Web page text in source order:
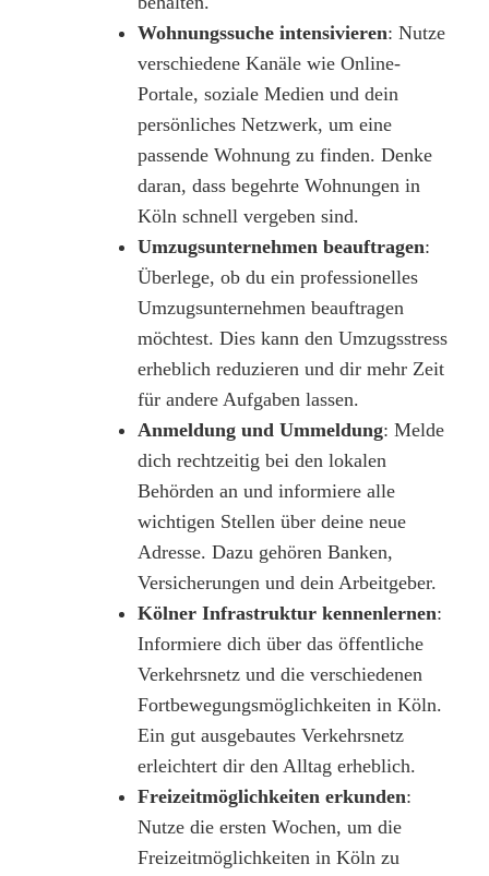
Wohnungssuche intensivieren: Nutze
verschiedene Kanäle wie Online-
Portale, soziale Medien und dein
persönliches Netzwerk, um eine
passende Wohnung zu finden. Denke
daran, dass begehrte Wohnungen in
Köln schnell vergeben sind.
Umzugsunternehmen beauftragen:
Überlege, ob du ein professionelles
Umzugsunternehmen beauftragen
möchtest. Dies kann den Umzugsstress
erheblich reduzieren und dir mehr Zeit
für andere Aufgaben lassen.
Anmeldung und Ummeldung: Melde
dich rechtzeitig bei den lokalen
Behörden an und informiere alle
wichtigen Stellen über deine neue
Adresse. Dazu gehören Banken,
Versicherungen und dein Arbeitgeber.
Kölner Infrastruktur kennenlernen:
Informiere dich über das öffentliche
Verkehrsnetz und die verschiedenen
Fortbewegungsmöglichkeiten in Köln.
Ein gut ausgebautes Verkehrsnetz
erleichtert dir den Alltag erheblich.
Freizeitmöglichkeiten erkunden:
Nutze die ersten Wochen, um die
Freizeitmöglichkeiten in Köln zu